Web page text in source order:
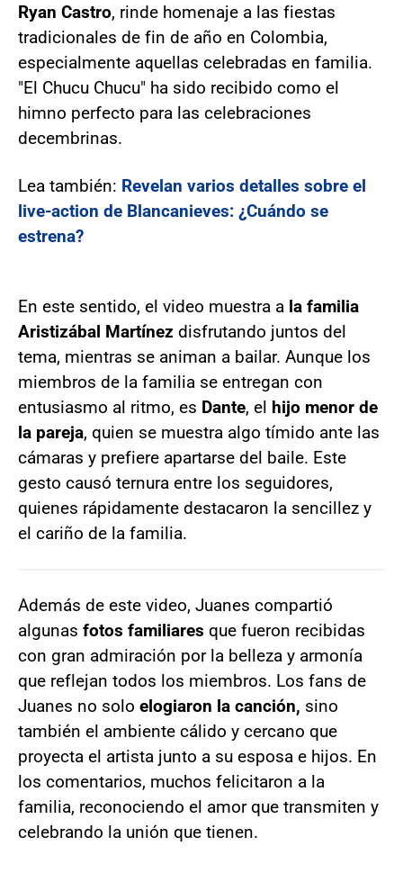
Ryan Castro, rinde homenaje a las fiestas
tradicionales de fin de año en Colombia,
especialmente aquellas celebradas en familia.
"El Chucu Chucu" ha sido recibido como el
himno perfecto para las celebraciones
decembrinas.
Lea también: Revelan varios detalles sobre el
live-action de Blancanieves: ¿Cuándo se
estrena?
En este sentido, el video muestra a la familia
Aristizábal Martínez disfrutando juntos del
tema, mientras se animan a bailar. Aunque los
miembros de la familia se entregan con
entusiasmo al ritmo, es Dante, el hijo menor de
la pareja, quien se muestra algo tímido ante las
cámaras y prefiere apartarse del baile. Este
gesto causó ternura entre los seguidores,
quienes rápidamente destacaron la sencillez y
el cariño de la familia.
Además de este video, Juanes compartió
algunas fotos familiares que fueron recibidas
con gran admiración por la belleza y armonía
que reflejan todos los miembros. Los fans de
Juanes no solo elogiaron la canción, sino
también el ambiente cálido y cercano que
proyecta el artista junto a su esposa e hijos. En
los comentarios, muchos felicitaron a la
familia, reconociendo el amor que transmiten y
celebrando la unión que tienen.